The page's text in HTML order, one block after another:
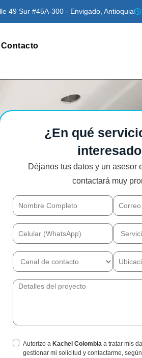
49 Sur #45A-300 - Envigado, Antioquia
¿En qué
Déjanos tus datos y un asesor
contactará muy
Autorizo a Kachel Colombia a tratar mis
gestionar mi solicitud y contactarme,